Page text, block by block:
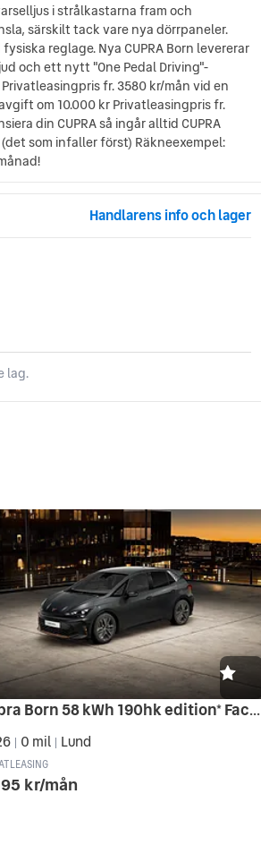
i strålkastarna fram och
särskilt tack vare nya dörrpaneler.
reglage. Nya CUPRA Born levererar
och ett nytt "One Pedal Driving"-
fr. 3580 kr/mån vid en
om 10.000 kr Privatleasingpris fr.
din CUPRA så ingår alltid CUPRA
som infaller först) Räkneexempel:
Handlarens info och lager
lag.
Cupra Born 58 kWh 190hk edition* Facelift
0 mil Lund
kr/mån